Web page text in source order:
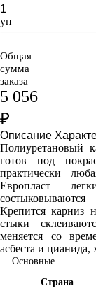
уп
Общая
сумма
заказа
5 056
₽
Описание
Полиуретановый
готов под
практически
Европласт
Крепится карниз
стыки
меняется со
асбеста и цианида,
Основные
Страна